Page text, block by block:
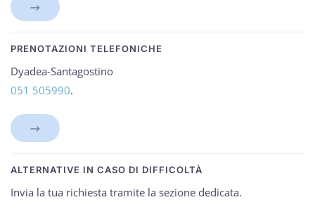
PRENOTAZIONI TELEFONICHE
Dyadea-Santagostino
051 505990.
ALTERNATIVE IN CASO DI DIFFICOLTÀ
Invia la tua richiesta tramite la sezione dedicata.